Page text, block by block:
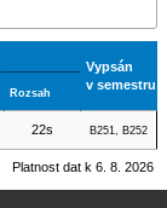
Vypsán
v semestru
Rozsah
22s B251, B252
Platnost dat k 6. 8. 2026